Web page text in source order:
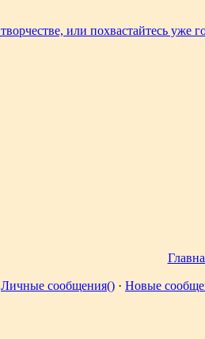
Личные сообщения() · Новые